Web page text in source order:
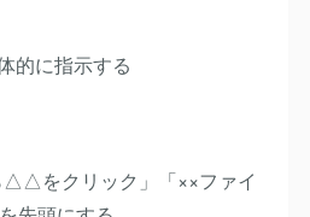
的に指示する
△△をクリック」「××ファイ